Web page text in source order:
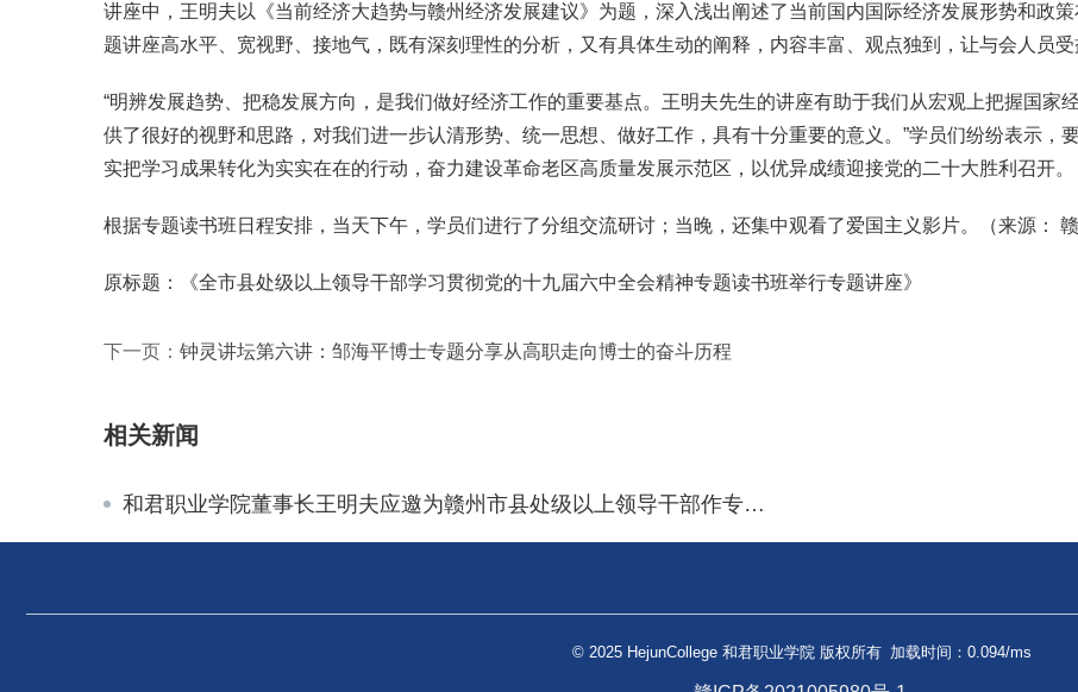
讲座中，王明夫以《当前经济大趋势与赣州经济发展建议》为题，深入浅出阐述了当前国内国际经济发展形势和政
题讲座高水平、宽视野、接地气，既有深刻理性的分析，又有具体生动的阐释，内容丰富、观点独到，让与会人员受
“明辨发展趋势、把稳发展方向，是我们做好经济工作的重要基点。王明夫先生的讲座有助于我们从宏观上把握国家
供了很好的视野和思路，对我们进一步认清形势、统一思想、做好工作，具有十分重要的意义。”学员们纷纷表示，
实把学习成果转化为实实在在的行动，奋力建设革命老区高质量发展示范区，以优异成绩迎接党的二十大胜利召开。
根据专题读书班日程安排，当天下午，学员们进行了分组交流研讨；当晚，还集中观看了爱国主义影片。（来源：
原标题：《全市县处级以上领导干部学习贯彻党的十九届六中全会精神专题读书班举行专题讲座》
下一页： 钟灵讲坛第六讲：邹海平博士专题分享从高职走向博士的奋斗历程
相关新闻
和君职业学院董事长王明夫应邀为赣州市县处级以上领导干部作专题授课
© 2025 HejunCollege 和君职业学院 版权所有 加载时间：0.094/ms